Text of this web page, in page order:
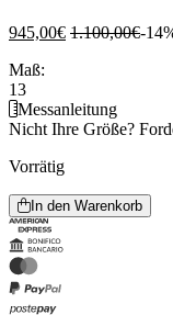
945,00€ 1.100,00€-
Maß:
13
Messanleitung
Nicht Ihre Größe?
Vorrätig
In den Warenkorb